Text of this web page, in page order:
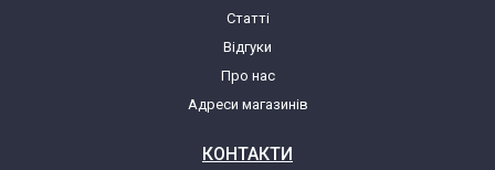
Miele FUTURA DIMENSION PLUS G5775
Miele FUTURA LUMEN G6505
Miele FUTURA LUMEN G6565
Статті
Відгуки
Про нас
Адреси магазинів
КОНТАКТИ